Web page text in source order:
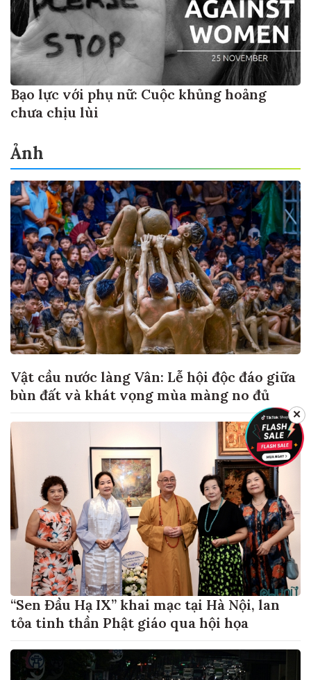
Bạo lực với phụ nữ: Cuộc khủng hoảng
chưa chịu lùi
Ảnh
Vật cầu nước làng Vân: Lễ hội độc đáo giữa
bùn đất và khát vọng mùa màng no đủ
“Sen Đầu Hạ IX” khai mạc tại Hà Nội, lan
tỏa tinh thần Phật giáo qua hội họa
✕